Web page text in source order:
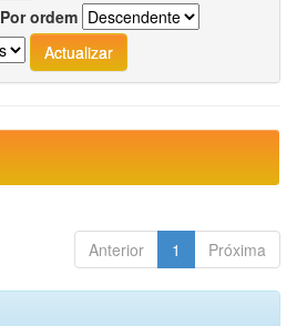
Por ordem
Anterior 1 Próxima